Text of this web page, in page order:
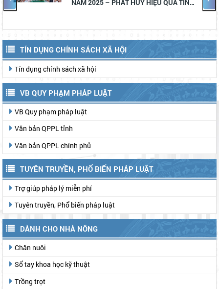
TÍN
ĐƠN VỊ
71/2025/NQ-HĐND ngày 10/12/
TÍN DỤNG CHÍNH SÁCH XÃ HỘI
Tín dụng chính sách xã hội
VB QUY PHẠM PHÁP LUẬT
VB Quy phạm pháp luật
Văn bản QPPL tỉnh
Văn bản QPPL chính phủ
TUYÊN TRUYỀN, PHỔ BIẾN PHÁP LUẬT
Trợ giúp pháp lý miễn phí
Tuyên truyền, Phổ biến pháp luật
DÀNH CHO NHÀ NÔNG
Chăn nuôi
Sổ tay khoa học kỹ thuật
Trồng trọt